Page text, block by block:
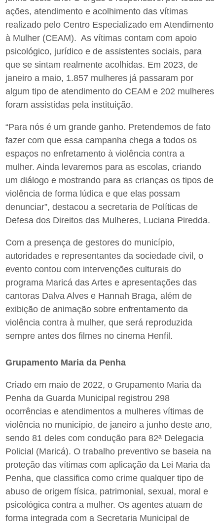
ações, atendimento e acolhimento das vítimas
realizado pelo Centro Especializado em Atendimento
à Mulher (CEAM). As vítimas contam com apoio
psicológico, jurídico e de assistentes sociais, para
que se sintam realmente acolhidas. Em 2023, de
janeiro a maio, 1.857 mulheres já passaram por
algum tipo de atendimento do CEAM e 202 mulheres
foram assistidas pela instituição.
“Para nós é um grande ganho. Pretendemos de fato
fazer com que essa campanha chega a todos os
espaços no enfretamento à violência contra a
mulher. Ainda levaremos para as escolas, criando
um diálogo e mostrando para as crianças os tipos de
violência de forma lúdica e que elas possam
denunciar”, destacou a secretaria de Políticas de
Defesa dos Direitos das Mulheres, Luciana Piredda.
Com a presença de gestores do município,
autoridades e representantes da sociedade civil, o
evento contou com intervenções culturais do
programa Maricá das Artes e apresentações das
cantoras Dalva Alves e Hannah Braga, além de
exibição de animação sobre enfrentamento da
violência contra à mulher, que será reproduzida
sempre antes dos filmes no cinema Henfil.
Grupamento Maria da Penha
Criado em maio de 2022, o Grupamento Maria da
Penha da Guarda Municipal registrou 298
ocorrências e atendimentos a mulheres vítimas de
violência no município, de janeiro a junho deste ano,
sendo 81 deles com condução para 82ª Delegacia
Policial (Maricá). O trabalho preventivo se baseia na
proteção das vítimas com aplicação da Lei Maria da
Penha, que classifica como crime qualquer tipo de
abuso de origem física, patrimonial, sexual, moral e
psicológica contra a mulher. Os agentes atuam de
forma integrada com a Secretaria Municipal de